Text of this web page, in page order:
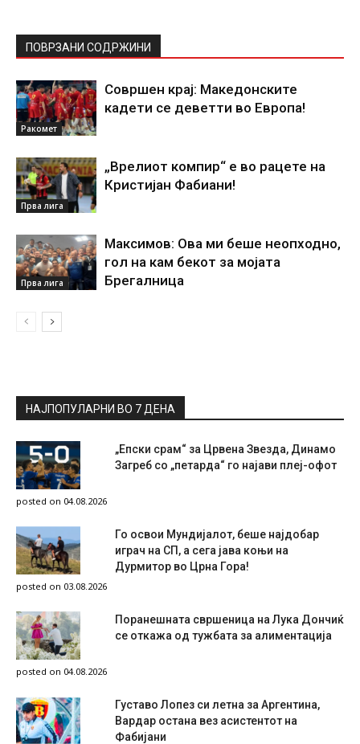
ПОВРЗАНИ СОДРЖИНИ
Ракомет
Совршен крај: Македонските
кадети се деветти во Европа!
Прва лига
„Врелиот компир“ е во рацете на
Кристијан Фабиани!
Прва лига
Максимов: Ова ми беше неопходно,
гол на кам бекот за мојата
Брегалница
НАЈПОПУЛАРНИ ВО 7 ДЕНА
„Епски срам“ за Црвена Звезда, Динамо
Загреб со „петарда“ го најави плеј-офот
posted on 04.08.2026
Го освои Мундијалот, беше најдобар
играч на СП, а сега јава коњи на
Дурмитор во Црна Гора!
posted on 03.08.2026
Поранешната свршеница на Лука Дончиќ
се откажа од тужбата за алиментација
posted on 04.08.2026
Густаво Лопез си летна за Аргентина,
Вардар остана вез асистентот на
Фабијани